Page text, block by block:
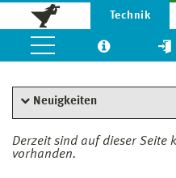
Technik
Neuigkeiten
Derzeit sind auf dieser Seite
vorhanden.